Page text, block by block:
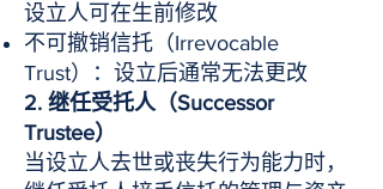
设立人可在生前修改
不可撤销信托（Irrevocable
Trust）：设立后通常无法更改
2. 继任受托人（Successor
Trustee）
当设立人去世或丧失行为能力时，